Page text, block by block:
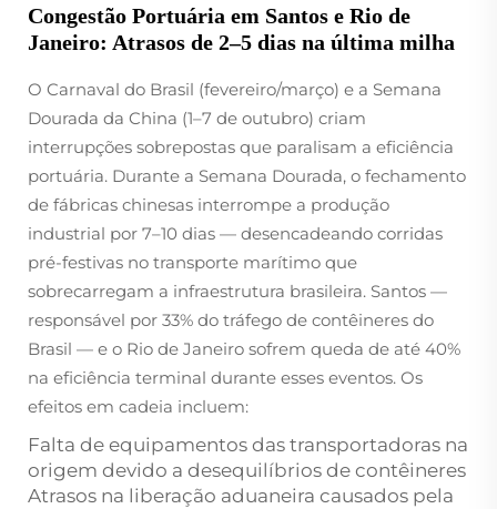
Congestão Portuária em Santos e Rio de
Janeiro: Atrasos de 2–5 dias na última milha
O Carnaval do Brasil (fevereiro/março) e a Semana
Dourada da China (1–7 de outubro) criam
interrupções sobrepostas que paralisam a eficiência
portuária. Durante a Semana Dourada, o fechamento
de fábricas chinesas interrompe a produção
industrial por 7–10 dias — desencadeando corridas
pré-festivas no transporte marítimo que
sobrecarregam a infraestrutura brasileira. Santos —
responsável por 33% do tráfego de contêineres do
Brasil — e o Rio de Janeiro sofrem queda de até 40%
na eficiência terminal durante esses eventos. Os
efeitos em cadeia incluem:
Falta de equipamentos das transportadoras na
origem devido a desequilíbrios de contêineres
Atrasos na liberação aduaneira causados pela